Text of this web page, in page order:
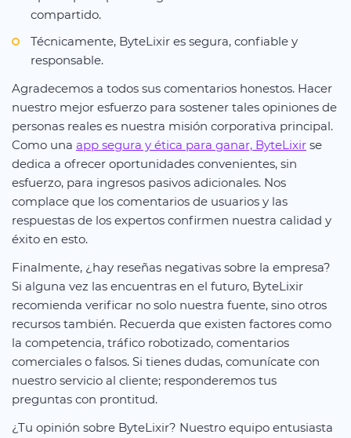
compartido.
Técnicamente, ByteLixir es segura, confiable y
responsable.
Agradecemos a todos sus comentarios honestos. Hacer
nuestro mejor esfuerzo para sostener tales opiniones de
personas reales es nuestra misión corporativa principal.
Como una app segura y ética para ganar, ByteLixir se
dedica a ofrecer oportunidades convenientes, sin
esfuerzo, para ingresos pasivos adicionales. Nos
complace que los comentarios de usuarios y las
respuestas de los expertos confirmen nuestra calidad y
éxito en esto.
Finalmente, ¿hay reseñas negativas sobre la empresa?
Si alguna vez las encuentras en el futuro, ByteLixir
recomienda verificar no solo nuestra fuente, sino otros
recursos también. Recuerda que existen factores como
la competencia, tráfico robotizado, comentarios
comerciales o falsos. Si tienes dudas, comunícate con
nuestro servicio al cliente; responderemos tus
preguntas con prontitud.
¿Tu opinión sobre ByteLixir? Nuestro equipo entusiasta